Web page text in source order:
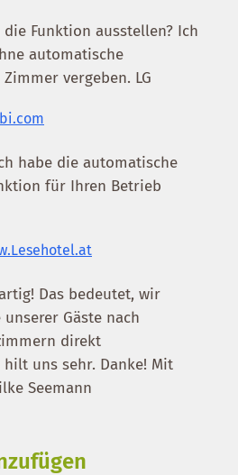
Funktion ausstellen? Ich
automatische
vergeben. LG
habe die automatische
für Ihren Betrieb
Das bedeutet, wir
Gäste nach
direkt
uns sehr. Danke! Mit
Seemann